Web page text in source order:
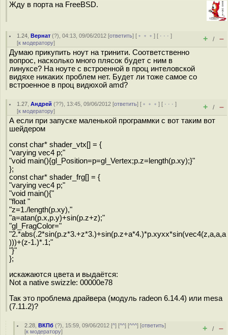
Жду в порта на FreeBSD.
1.24 ,Вернат (?), 04:13, 09/06/2012 [ответить] [ ﹢﹢﹢] [ · · ·]
[к модератору] + / –
Думаю прикупить ноут на тринити. Соответственно
вопрос, насколько много плясок будет с ним в
линуксе? На ноуте с встроенной в проц интеловской
видяхе никаких проблем нет. Будет ли тоже самое со
встроенное в проц видюхой amd?
1.27 ,Андрей (??), 13:45, 09/06/2012 [ответить] [ ﹢﹢﹢] [ · · ·]
[к модератору] + / –
А если при запуске маленькой программки с вот таким вот
шейдером
const char* shader_vtx[] = {
"varying vec4 p;"
"void main(){gl_Position=p=gl_Vertex;p.z=length(p.xy);}"
};
const char* shader_frg[] = {
"varying vec4 p;"
"void main(){"
"float "
"z=1./length(p.xy),"
"a=atan(p.x,p.y)+sin(p.z+z);"
"gl_FragColor="
"2.*abs(.2*sin(p.z*3.+z*3.)+sin(p.z+a*4.)*p.xyxx*sin(vec4(z,a,a,a
)))+(z-1.)*.1;"
"}"
};
искажаются цвета и выдаётся:
Not a native swizzle: 00000e78
Так это проблема драйвера (модуль radeon 6.14.4) или mesa
(7.11.2)?
2.28 ,ВКПб (?), 15:59, 09/06/2012 [^] [^^] [^^^] [ответить]
[к модератору] + / –